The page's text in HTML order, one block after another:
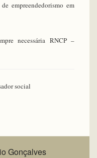
empreendedorismo em
necessária RNCP –
social
Gonçalves